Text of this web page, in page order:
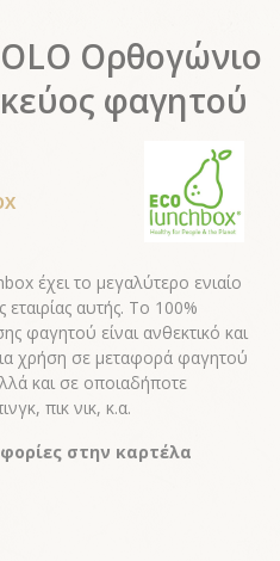
Ορθογώνιο
φαγητού
έχει το μεγαλύτερο ενιαίο
αυτής. Το 100%
φαγητού είναι ανθεκτικό και
χρήση σε μεταφορά φαγητού
και σε οποιαδήποτε
πικ νικ, κ.α.
στην καρτέλα